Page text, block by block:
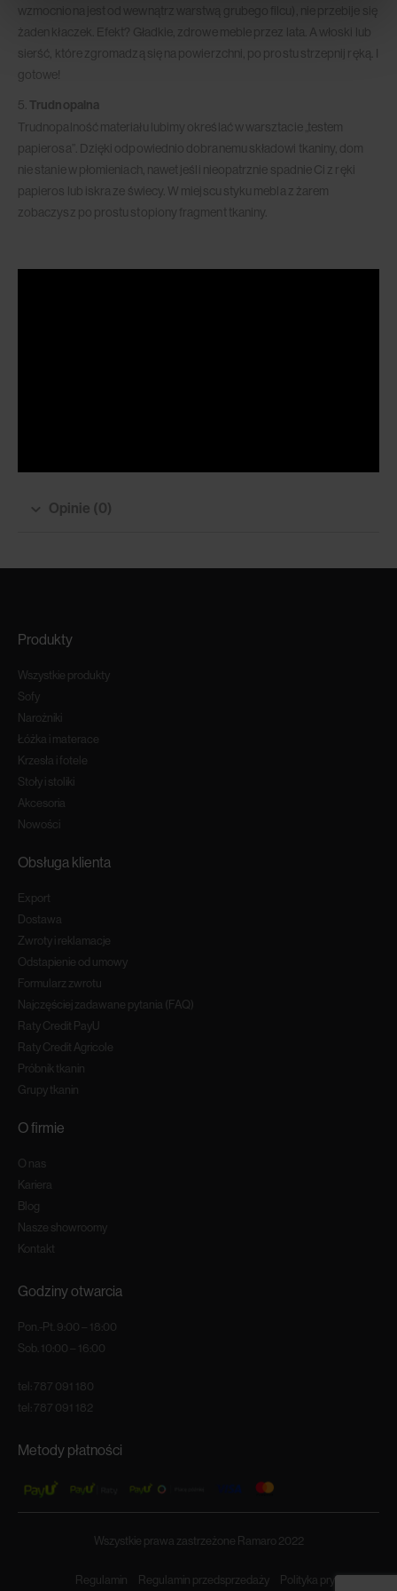
wzmocniona jest od wewnątrz warstwą grubego filcu), nie przebije się
żaden kłaczek. Efekt? Gładkie, zdrowe meble przez lata. A włoski lub
sierść, które zgromadzą się na powierzchni, po prostu strzepnij ręką. I
gotowe!
5. Trudnopalna
Trudnopalność materiału lubimy określać w warsztacie „testem
papierosa”. Dzięki odpowiednio dobranemu składowi tkaniny, dom
nie stanie w płomieniach, nawet jeśli nieopatrznie spadnie Ci z ręki
papieros lub iskra ze świecy. W miejscu styku mebla z żarem
zobaczysz po prostu stopiony fragment tkaniny.
Opinie (0)
Produkty
Wszystkie produkty
Sofy
Narożniki
Łóżka i materace
Krzesła i fotele
Stoły i stoliki
Akcesoria
Nowości
Obsługa klienta
Export
Dostawa
Zwroty i reklamacje
Odstapienie od umowy
Formularz zwrotu
Najczęściej zadawane pytania (FAQ)
Raty Credit PayU
Raty Credit Agricole
Próbnik tkanin
Grupy tkanin
O firmie
O nas
Kariera
Blog
Nasze showroomy
Kontakt
Godziny otwarcia
Pon.-Pt. 9:00 – 18:00
Sob. 10:00 – 16:00
tel: 787 091 180
tel: 787 091 182
Metody płatności
Wszystkie prawa zastrzeżone Ramaro 2022
Regulamin Regulamin przedsprzedaży Polityka prywatności